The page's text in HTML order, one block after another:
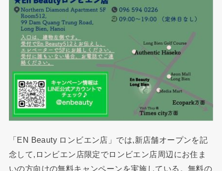
「EN Beauty ロンビエン店」では,新店舗オープンを記
念して,ロンビエン店限定でロンビエン店周辺にお住ま
いの方向けの無料キャンペーンを実施している。無料の